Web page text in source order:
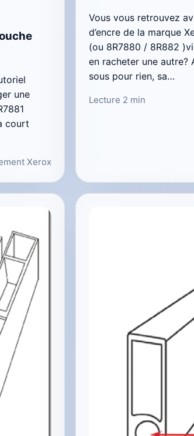
une
court
Xerox
Vous vous retrouvez
d’encre de la marque
(ou 8R7880 / 8R882
en racheter une autre?
sous pour rien, sa…
Lecture 2 min